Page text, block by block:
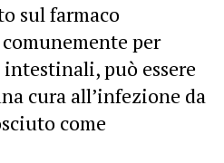
sul farmaco
per
può essere
cura all’infezione da
come